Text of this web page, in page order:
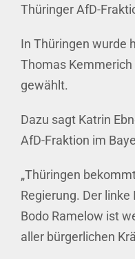
Thüringer AfD-
In Thüringen wurde
Thomas
gewählt.
Dazu sagt Katrin
AfD-Fraktion im
„Thüringen
Regierung. Der
Bodo Ramelow ist
aller bürgerlichen